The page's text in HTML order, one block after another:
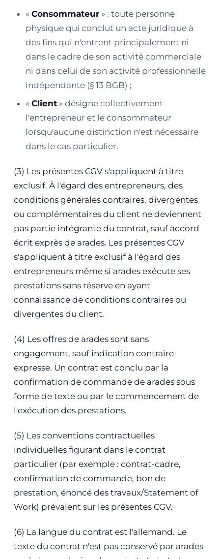
« Consommateur » : toute personne
physique qui conclut un acte juridique à
des fins qui n'entrent principalement ni
dans le cadre de son activité commerciale
ni dans celui de son activité professionnelle
indépendante (§ 13 BGB) ;
« Client » désigne collectivement
l'entrepreneur et le consommateur
lorsqu'aucune distinction n'est nécessaire
dans le cas particulier.
(3) Les présentes CGV s'appliquent à titre
exclusif. À l'égard des entrepreneurs, des
conditions générales contraires, divergentes
ou complémentaires du client ne deviennent
pas partie intégrante du contrat, sauf accord
écrit exprès de arades. Les présentes CGV
s'appliquent à titre exclusif à l'égard des
entrepreneurs même si arades exécute ses
prestations sans réserve en ayant
connaissance de conditions contraires ou
divergentes du client.
(4) Les offres de arades sont sans
engagement, sauf indication contraire
expresse. Un contrat est conclu par la
confirmation de commande de arades sous
forme de texte ou par le commencement de
l'exécution des prestations.
(5) Les conventions contractuelles
individuelles figurant dans le contrat
particulier (par exemple : contrat-cadre,
confirmation de commande, bon de
prestation, énoncé des travaux/Statement of
Work) prévalent sur les présentes CGV.
(6) La langue du contrat est l'allemand. Le
texte du contrat n'est pas conservé par arades